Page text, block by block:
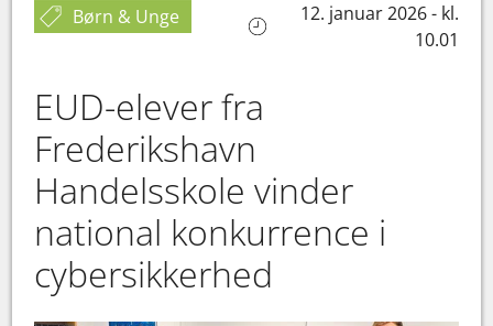
Børn & Unge
12. januar 2026 - kl.
10.01
EUD-elever fra
Frederikshavn
Handelsskole vinder
national konkurrence i
cybersikkerhed